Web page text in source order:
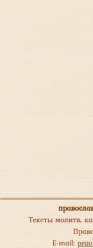
Тексты молитв,
E-mail: